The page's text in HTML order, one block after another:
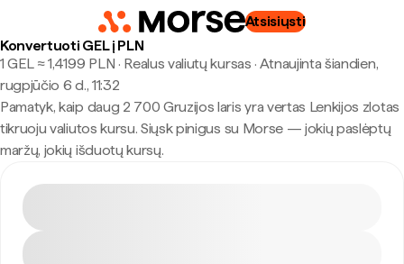
Atsisiųsti
Konvertuoti GEL į PLN
1 GEL ≈ 1,4199 PLN · Realus valiutų kursas · Atnaujinta šiandien,
rugpjūčio 6 d., 11:32
Pamatyk, kaip daug 2 700 Gruzijos laris yra vertas Lenkijos zlotas
tikruoju valiutos kursu. Siųsk pinigus su Morse — jokių paslėptų
maržų, jokių išduotų kursų.